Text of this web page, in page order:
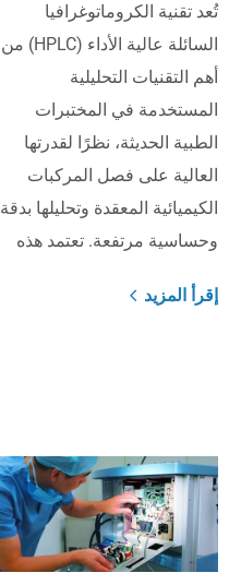
تُعد تقنية الكروماتوغرافيا
السائلة عالية الأداء (HPLC) من
أهم التقنيات التحليلية
المستخدمة في المختبرات
الطبية الحديثة، نظرًا لقدرتها
العالية على فصل المركبات
الكيميائية المعقدة وتحليلها بدقة
وحساسية مرتفعة. تعتمد هذه
إقرأ المزيد